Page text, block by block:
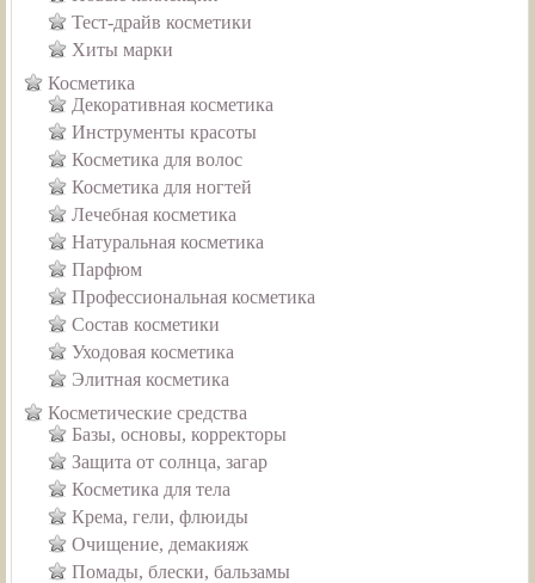
Тест-драйв косметики
Хиты марки
Косметика
Декоративная косметика
Инструменты красоты
Косметика для волос
Косметика для ногтей
Лечебная косметика
Натуральная косметика
Парфюм
Профессиональная косметика
Состав косметики
Уходовая косметика
Элитная косметика
Косметические средства
Базы, основы, корректоры
Защита от солнца, загар
Косметика для тела
Крема, гели, флюиды
Очищение, демакияж
Помады, блески, бальзамы